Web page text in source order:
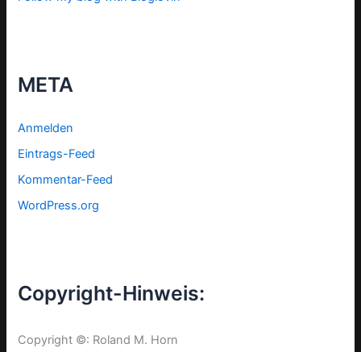
META
Anmelden
Eintrags-Feed
Kommentar-Feed
WordPress.org
Copyright-Hinweis:
Copyright ©: Roland M. Horn